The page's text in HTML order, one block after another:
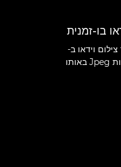
בו-זמנית
וידאו ב-
Full HD כדי ללכוד פרץ תמונות Jpeg באותו